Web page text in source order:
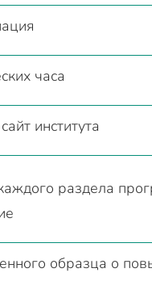
часа
института
раздела
образца о